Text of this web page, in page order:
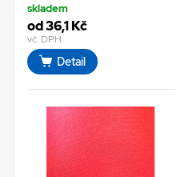
skladem
od 36,1 Kč
vč. DPH
Detail